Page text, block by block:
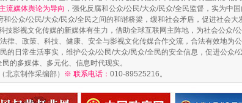
流媒体舆论为导向 ，强化反腐和公众/公民/大众/民众/全民监督，实为中
公众/公民/大众/民众/全民之间的和谐桥梁，缓和社会矛盾，促进社会
影视文化传媒的新媒体有生力，借助全球互联网主阵地，为社会公众/
律、政策、科技、健康、安全与影视文化传媒合作交流，合法有效地为
的日常生活事实，维护公众/公民/大众/民众/全民的安全信息，促进公众/
的多媒体、多元化、信息时代现实。
北京制作采编部） ※ 联系电话： 010-89525216。